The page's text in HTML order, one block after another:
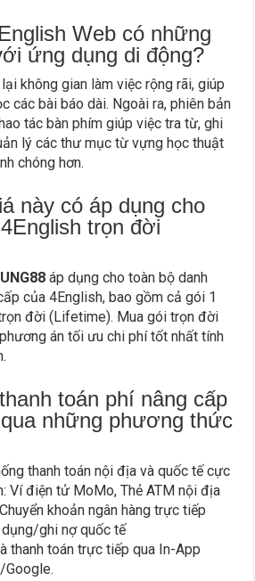
Web có những
ứng dụng di động?
không gian làm việc rộng rãi, giúp
các bài báo dài. Ngoài ra, phiên bản
tác bàn phím giúp việc tra từ, ghi
lý các thư mục từ vựng học thuật
chóng hơn.
này có áp dụng cho
trọn đời
áp dụng cho toàn bộ danh
của 4English, bao gồm cả gói 1
đời (Lifetime). Mua gói trọn đời
án tối ưu chi phí tốt nhất tính
toán phí nâng cấp
những phương thức
thanh toán nội địa và quốc tế cực
Ví điện tử MoMo, Thẻ ATM nội địa
khoản ngân hàng trực tiếp
dụng/ghi nợ quốc tế
thanh toán trực tiếp qua In-App
Google.